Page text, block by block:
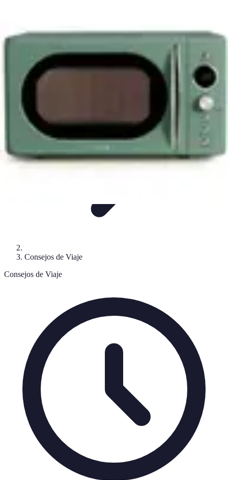
Consejos de Viaje
Consejos de Viaje